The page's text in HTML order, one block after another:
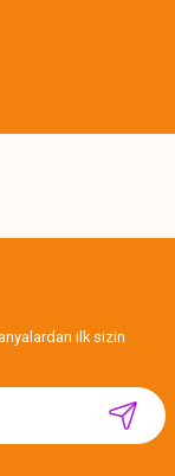
ilk sizin